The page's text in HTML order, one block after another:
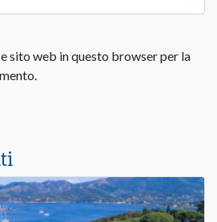
sito web in questo browser per la